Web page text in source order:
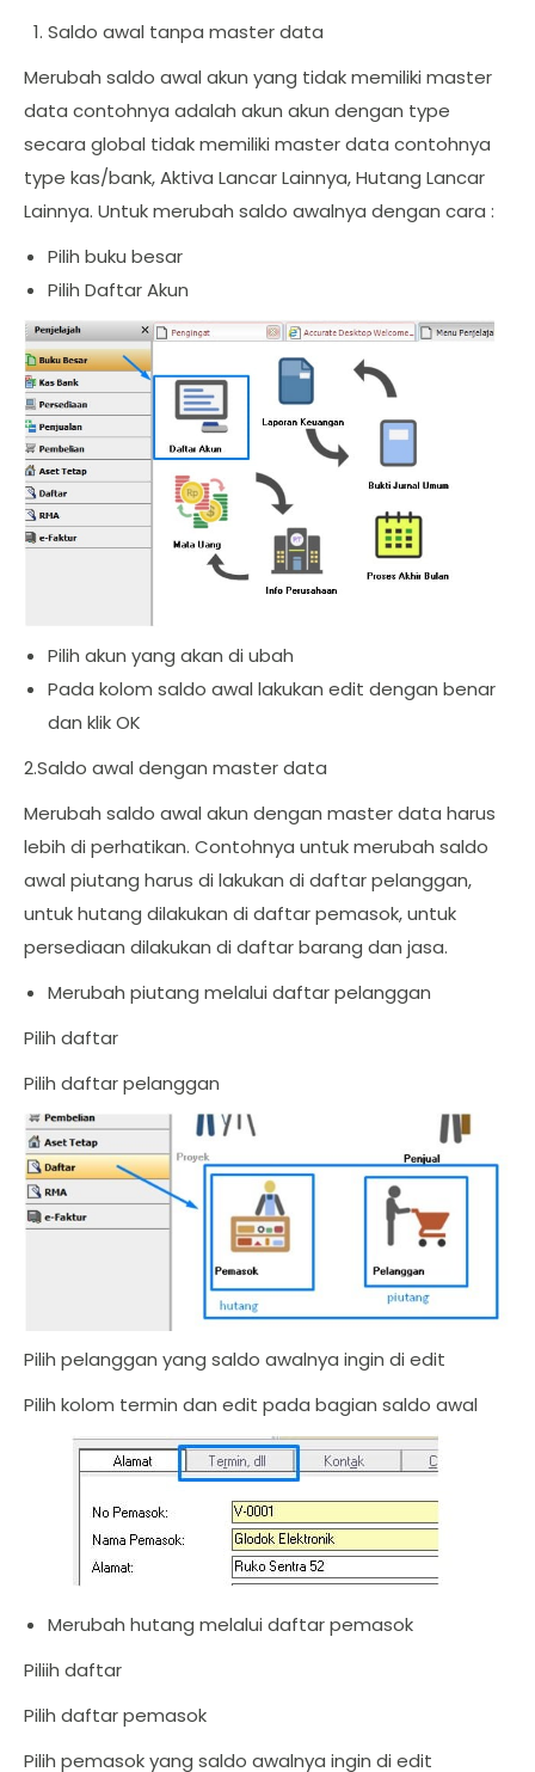
Saldo awal tanpa master data
Merubah saldo awal akun yang tidak memiliki master
data contohnya adalah akun akun dengan type
secara global tidak memiliki master data contohnya
type kas/bank, Aktiva Lancar Lainnya, Hutang Lancar
Lainnya. Untuk merubah saldo awalnya dengan cara :
Pilih buku besar
Pilih Daftar Akun
Pilih akun yang akan di ubah
Pada kolom saldo awal lakukan edit dengan benar
dan klik OK
2.Saldo awal dengan master data
Merubah saldo awal akun dengan master data harus
lebih di perhatikan. Contohnya untuk merubah saldo
awal piutang harus di lakukan di daftar pelanggan,
untuk hutang dilakukan di daftar pemasok, untuk
persediaan dilakukan di daftar barang dan jasa.
Merubah piutang melalui daftar pelanggan
Pilih daftar
Pilih daftar pelanggan
Pilih pelanggan yang saldo awalnya ingin di edit
Pilih kolom termin dan edit pada bagian saldo awal
Merubah hutang melalui daftar pemasok
Piliih daftar
Pilih daftar pemasok
Pilih pemasok yang saldo awalnya ingin di edit